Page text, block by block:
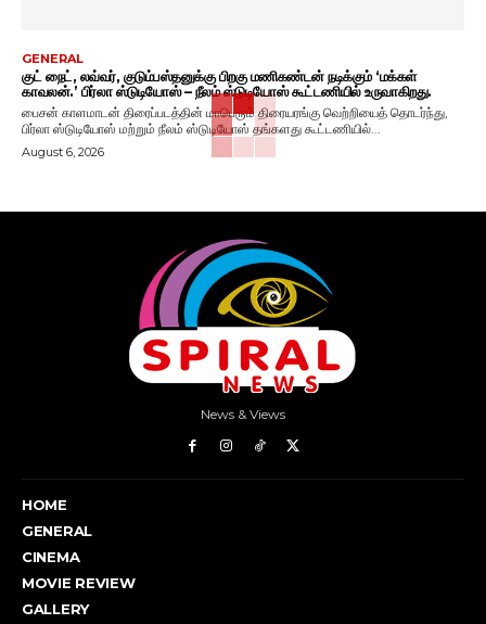
GENERAL
குட் நைட், லவ்வர், குடும்பஸ்தனுக்கு பிறகு மணிகண்டன் நடிக்கும் ‘மக்கள்
காவலன்.’ பிர்லா ஸ்டுடியோஸ் – நீலம் ஸ்டுடியோஸ் கூட்டணியில் உருவாகிறது.
பைசன் காளமாடன் திரைப்படத்தின் மாபெரும் திரையரங்கு வெற்றியைத் தொடர்ந்து,
பிர்லா ஸ்டுடியோஸ் மற்றும் நீலம் ஸ்டுடியோஸ் தங்களது கூட்டணியில்...
August 6, 2026
News & Views
HOME
GENERAL
CINEMA
MOVIE REVIEW
GALLERY